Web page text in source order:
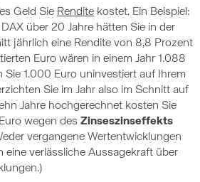
Geld Sie Rendite kostet. Ein Beispiel:
über 20 Jahre hätten Sie in der
jährlich eine Rendite von 8,8 Prozent
Euro wären in einem Jahr 1.088
Sie 1.000 Euro uninvestiert auf Ihrem
Sie im Jahr also im Schnitt auf
Jahre hochgerechnet kosten Sie
wegen des Zinseszinseffekts
vergangene Wertentwicklungen
eine verlässliche Aussagekraft über